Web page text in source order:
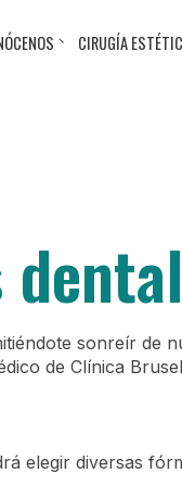
CIRUGÍA
sonreír de
de Clínica
elegir diversas